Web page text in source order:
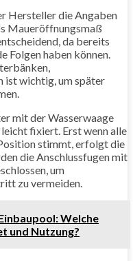
Hersteller die Angaben
Maueröffnungsmaß
da bereits
Folgen haben können.
ist wichtig, um später
mit der Wasserwaage
fixiert. Erst wenn alle
stimmt, erfolgt die
die Anschlussfugen mit
um
zu vermeiden.
Welche
und Nutzung?